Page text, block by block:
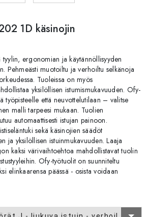
1D käsinojin
ergonomian ja käytännöllisyyden
Pehmeästi muotoiltu ja verhoiltu selkänoja
Tuoleissa on myös
yksilöllisen istumismukavuuden. Ofy-
työpisteelle että neuvottelutilaan – valitse
malli tarpeesi mukaan. Tuolien
automaattisesti istujan painoon.
sekä käsinojien säädöt
ja yksilöllisen istuinmukavuuden. Laaja
kaksi värivaihtoehtoa mahdollistavat tuolin
Ofy-työtuolit on suunniteltu
elinkaarensa päässä - osista voidaan